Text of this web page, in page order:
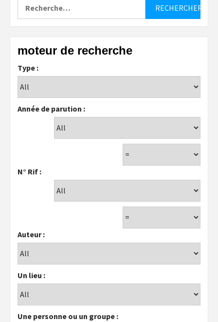
moteur de recherche
Type :
Année de parution :
N° Rif :
Auteur :
Un lieu :
Une personne ou un groupe :